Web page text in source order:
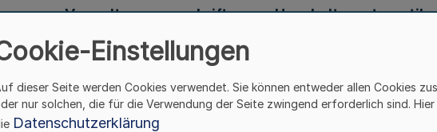
Verwaltungsvorschriften zur Haushaltssystematik
- Zu den §§ 13 Abs. 2, 3 und 14 Abs. 2 LHO
RdErl. d. Finanzministeriums vom 13.12.2002
I 1 - 0013 - 3.1
Einstellungen
dieser Seite werden Cookies verwendet. Sie können entweder allen Cookies
nur solchen, die für die Verwendung der Seite zwingend erforderlich sind.
Datenschutzerklärung